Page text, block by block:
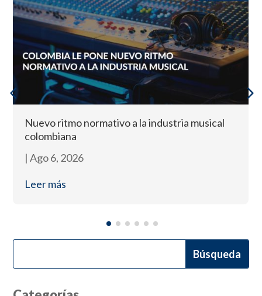
Nuevo ritmo normativo a la industria musical
colombiana
| Ago 6, 2026
Leer más